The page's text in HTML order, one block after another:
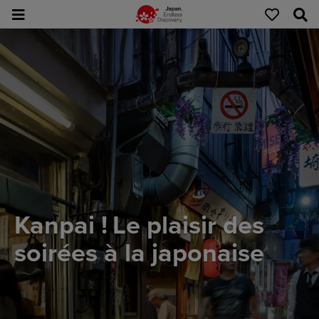
Kanpai ! Le plaisir des
soirées à la japonaise